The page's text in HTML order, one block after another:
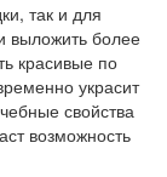
так и для
выложить более
красивые по
украсит
свойства
возможность